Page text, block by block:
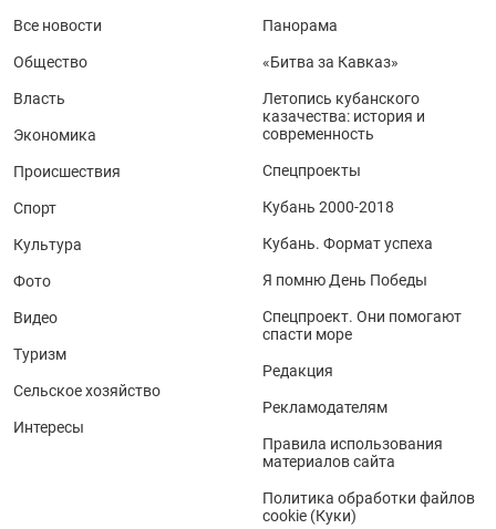
Все новости
Общество
Власть
Экономика
Происшествия
Спорт
Культура
Фото
Видео
Туризм
Сельское хозяйство
Интересы
Панорама
«Битва за Кавказ»
Летопись кубанского
казачества: история и
современность
Спецпроекты
Кубань 2000-2018
Кубань. Формат успеха
Я помню День Победы
Спецпроект. Они помогают
спасти море
Редакция
Рекламодателям
Правила использования
материалов сайта
Политика обработки файлов
cookie (Куки)